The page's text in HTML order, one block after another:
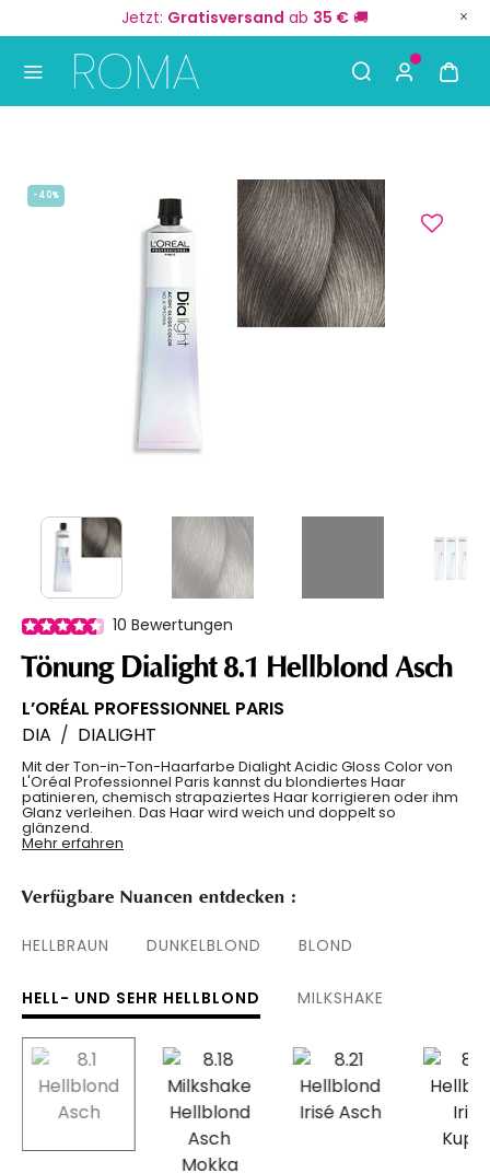
Jetzt: Gratisversand ab 35 € 🚚
-40%
10 Bewertungen
Tönung Dialight 8.1 Hellblond Asch
L’ORÉAL PROFESSIONNEL PARIS
DIA / DIALIGHT
Mit der Ton-in-Ton-Haarfarbe Dialight Acidic Gloss Color von
L'Oréal Professionnel Paris kannst du blondiertes Haar
patinieren, chemisch strapaziertes Haar korrigieren oder ihm
Glanz verleihen. Das Haar wird weich und doppelt so
glänzend.
Mehr erfahren
Verfügbare Nuancen entdecken :
HELLBRAUN DUNKELBLOND BLOND
HELL- UND SEHR HELLBLOND MILKSHAKE
selected